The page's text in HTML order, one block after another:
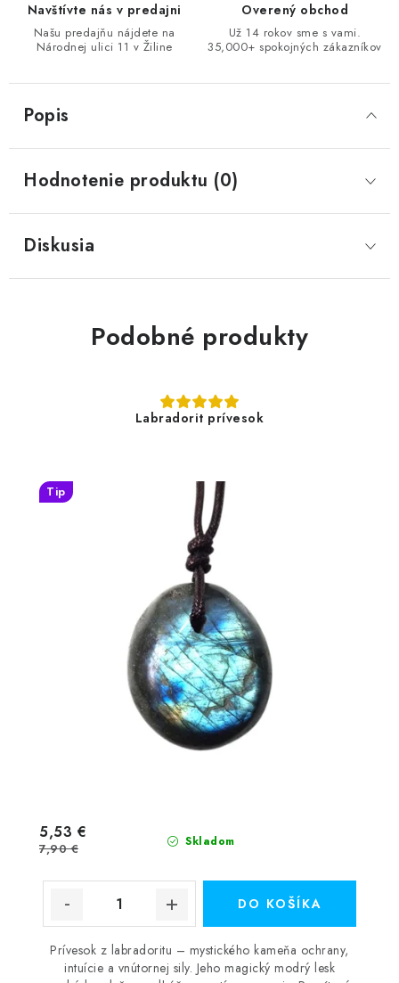
Navštívte nás v predajni
Našu predajňu nájdete na
Národnej ulici 11 v Žiline
Overený obchod
Už 14 rokov sme s vami.
35,000+ spokojných zákazníkov
Popis
Hodnotenie produktu (0)
Diskusia
Podobné produkty
Labradorit prívesok
Tip
Skladom
5,53 €
7,90 €
DO KOŠÍKA
Prívesok z labradoritu – mystického kameňa ochrany,
intuície a vnútornej sily. Jeho magický modrý lesk